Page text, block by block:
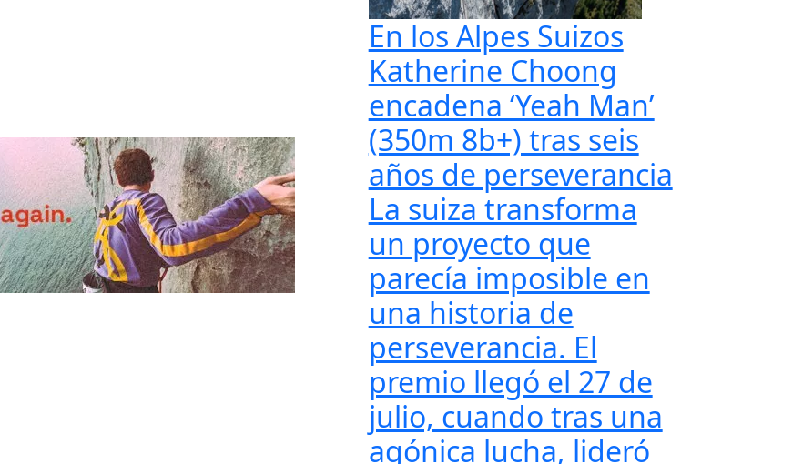
En los Alpes Suizos
Katherine Choong
encadena ‘Yeah Man’
(350m 8b+) tras seis
años de perseverancia
La suiza transforma
un proyecto que
parecía imposible en
una historia de
perseverancia. El
premio llegó el 27 de
julio, cuando tras una
agónica lucha, lideró